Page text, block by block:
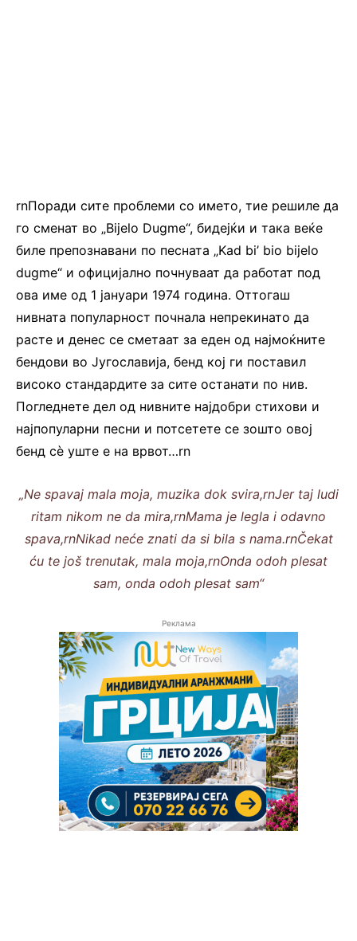
rnПоради сите проблеми со името, тие решиле да
го сменат во „Bijelo Dugme“, бидејќи и така веќе
биле препознавани по песната „Kad bi’ bio bijelo
dugme“ и официјално почнуваат да работат под
ова име од 1 јануари 1974 година. Оттогаш
нивната популарност почнала непрекинато да
расте и денес се сметаат за еден од најмоќните
бендови во Југославија, бенд кој ги поставил
високо стандардите за сите останати по нив.
Погледнете дел од нивните најдобри стихови и
најпопуларни песни и потсетете се зошто овој
бенд сè уште е на врвот…rn
„Ne spavaj mala moja, muzika dok svira,rnJer taj ludi
ritam nikom ne da mira,rnMama je legla i odavno
spava,rnNikad neće znati da si bila s nama.rnČekat
ću te još trenutak, mala moja,rnOnda odoh plesat
sam, onda odoh plesat sam“
Реклама